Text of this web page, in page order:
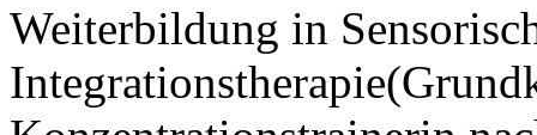
Weiterbildung in